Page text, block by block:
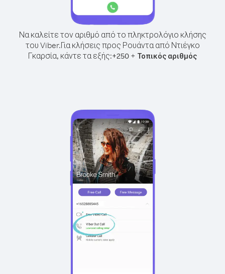
Να καλείτε τον αριθμό από το πληκτρολόγιο κλήσης
του Viber.Για κλήσεις προς Ρουάντα από Ντιέγκο
Γκαρσία, κάντε τα εξής:+250 + Τοπικός αριθμός